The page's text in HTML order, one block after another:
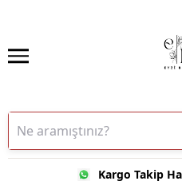
Kargo Takip